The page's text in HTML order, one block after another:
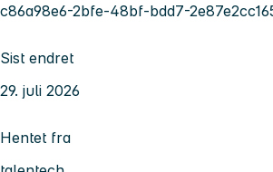
c86a98e6-2bfe-48bf-bdd7-
Sist endret
29. juli 2026
Hentet fra